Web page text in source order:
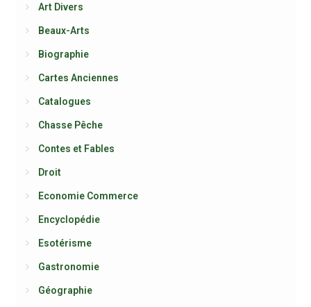
Art Divers
Beaux-Arts
Biographie
Cartes Anciennes
Catalogues
Chasse Pêche
Contes et Fables
Droit
Economie Commerce
Encyclopédie
Esotérisme
Gastronomie
Géographie